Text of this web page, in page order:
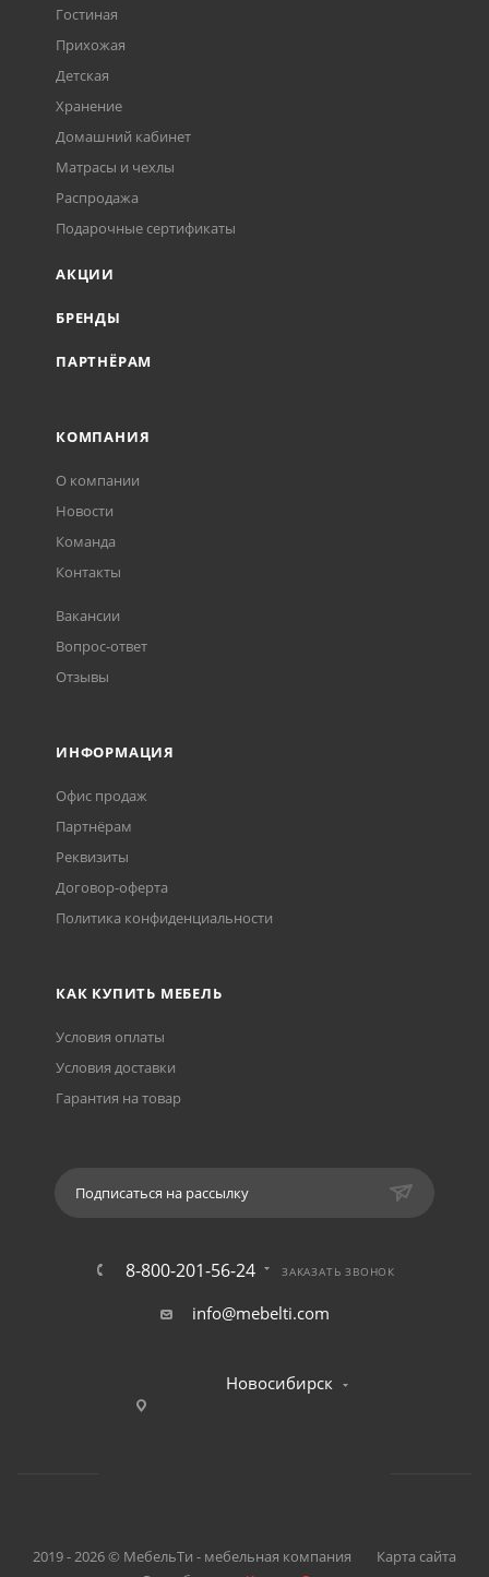
Гостиная
Прихожая
Детская
Хранение
Домашний кабинет
Матрасы и чехлы
Распродажа
Подарочные сертификаты
АКЦИИ
БРЕНДЫ
ПАРТНЁРАМ
КОМПАНИЯ
О компании
Новости
Команда
Контакты
Вакансии
Вопрос-ответ
Отзывы
ИНФОРМАЦИЯ
Офис продаж
Партнёрам
Реквизиты
Договор-оферта
Политика конфиденциальности
КАК КУПИТЬ МЕБЕЛЬ
Условия оплаты
Условия доставки
Гарантия на товар
Подписаться на рассылку
8-800-201-56-24 ЗАКАЗАТЬ ЗВОНОК
info@mebelti.com
Новосибирск
2019 - 2026 © МебельТи - мебельная компания
Карта сайта